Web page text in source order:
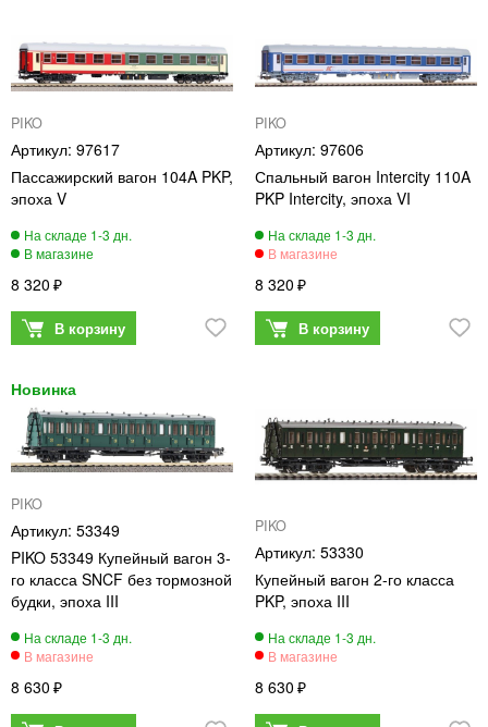
PIKO
97617
Пассажирский вагон 104A PKP,
эпоха V
8 320
PIKO
97606
Спальный вагон Intercity 110A
PKP Intercity, эпоха VI
8 320
PIKO
53349
PIKO 53349 Купейный вагон 3-
го класса SNCF без тормозной
будки, эпоха III
8 630
PIKO
53330
Купейный вагон 2-го класса
PKP, эпоха III
8 630